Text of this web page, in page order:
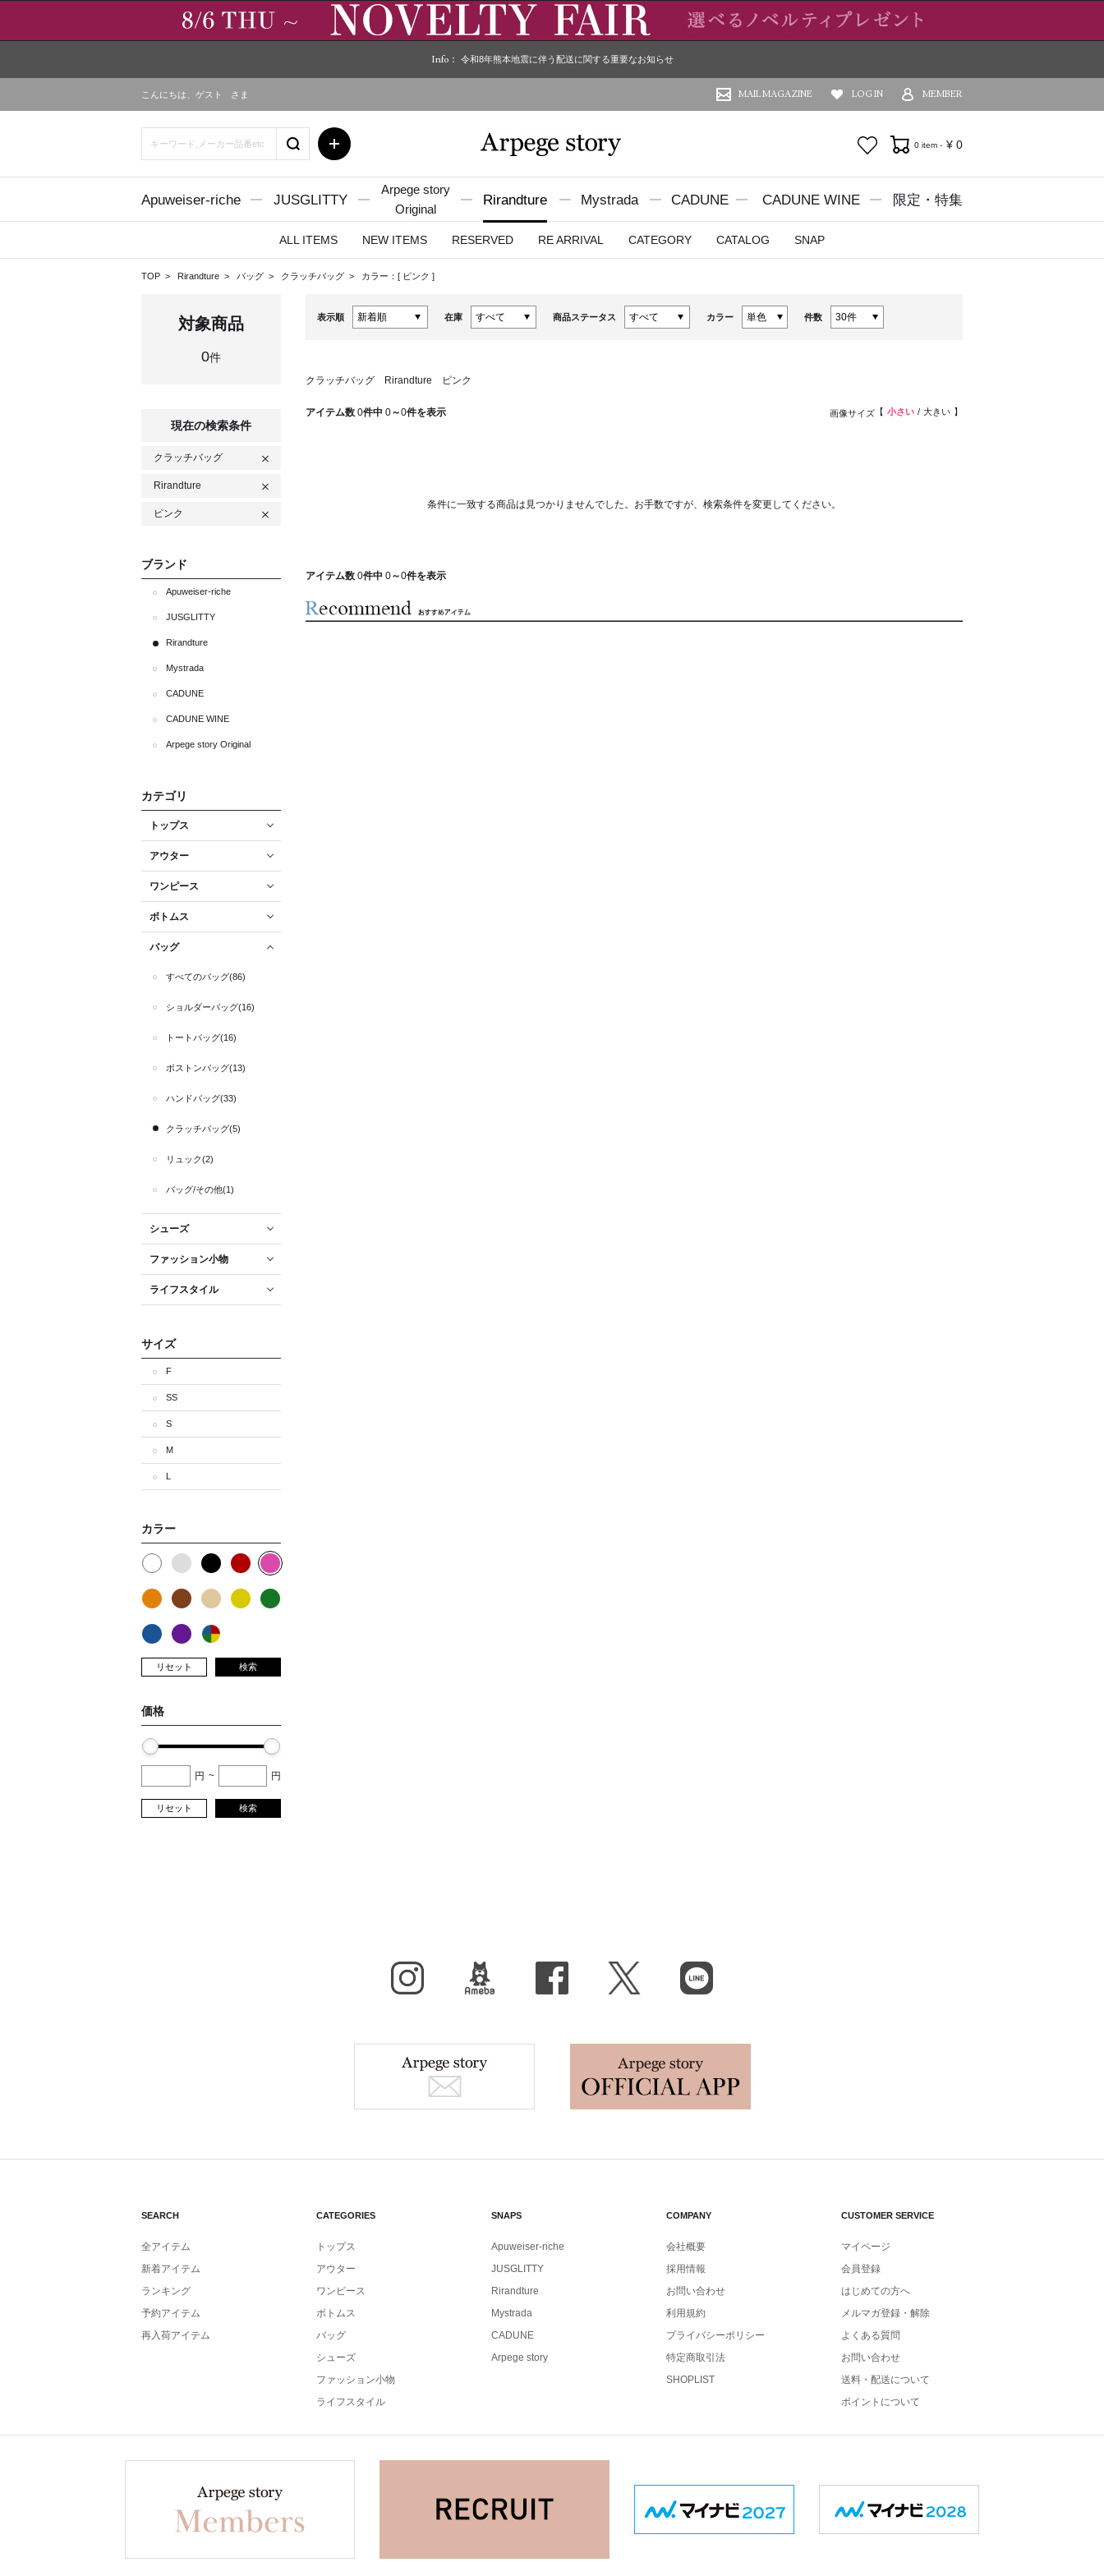
Info： 令和8年熊本地震に伴う配送に関する重要なお知らせ
こんにちは、 ゲスト さま MAIL MAGAZINE LOG IN MEMBER
お気に入り0 item - ¥ 0
Apuweiser-riche JUSGLITTY
Arpege story
Original
Rirandture Mystrada CADUNE CADUNE WINE 限定・特集
ALL ITEMS NEW ITEMS RESERVED RE ARRIVAL CATEGORY CATALOG SNAP
TOP Rirandture バッグ クラッチバッグ カラー：[ ピンク ]
対象商品
0件
現在の検索条件
クラッチバッグ
Rirandture
ピンク
ブランド
Apuweiser-riche
JUSGLITTY
Rirandture
Mystrada
CADUNE
CADUNE WINE
Arpege story Original
カテゴリ
トップス
アウター
ワンピース
ボトムス
バッグ
すべてのバッグ(86)
ショルダーバッグ(16)
トートバッグ(16)
ボストンバッグ(13)
ハンドバッグ(33)
クラッチバッグ(5)
リュック(2)
バッグ/その他(1)
シューズ
ファッション小物
ライフスタイル
サイズ
F
SS
S
M
L
カラー
リセット 検索
価格
円 ~ 円
リセット 検索
表示順 在庫 商品ステータス カラー 件数
クラッチバッグ Rirandture ピンク
アイテム数 0件中 0～0件を表示 画像サイズ 小さい 大きい
条件に一致する商品は見つかりませんでした。お手数ですが、検索条件を変更してください。
アイテム数 0件中 0～0件を表示
X（旧Twitter）
SEARCH
全アイテム
新着アイテム
ランキング
予約アイテム
再入荷アイテム
CATEGORIES
トップス
アウター
ワンピース
ボトムス
バッグ
シューズ
ファッション小物
ライフスタイル
SNAPS
Apuweiser-riche
JUSGLITTY
Rirandture
Mystrada
CADUNE
Arpege story
COMPANY
会社概要
採用情報
お問い合わせ
利用規約
プライバシーポリシー
特定商取引法
SHOPLIST
CUSTOMER SERVICE
マイページ
会員登録
はじめての方へ
メルマガ登録・解除
よくある質問
お問い合わせ
送料・配送について
ポイントについて